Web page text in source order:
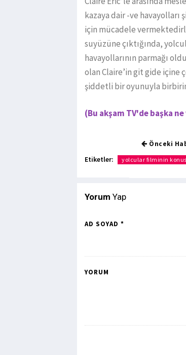
kazaya dair -ve havayolları
için mücadele
suyüzüne çıktığında,
havayollarının parmağı
olan Claire’in git gide
şiddetli bir oyunuyla
(Bu akşam TV'de başka ne
Önceki
Etiketler: yolcular filminin
Yorum Yap
AD SOYAD *
YORUM